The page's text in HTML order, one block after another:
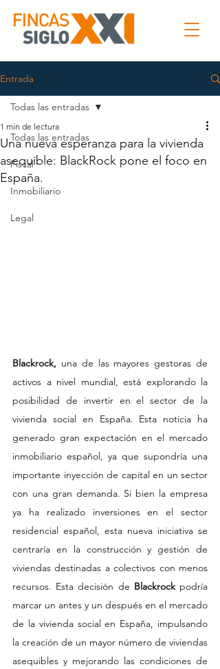
Entrada
Todas las entradas
Fiscal
Inmobiliario
Legal
Todas las entradas
Una nueva esperanza para la vivienda
asequible: BlackRock pone el foco en
España.
1 min de lectura
Blackrock, una de las mayores gestoras de
activos a nivel mundial, está explorando la
posibilidad de invertir en el sector de la
vivienda social en España. Esta noticia ha
generado gran expectación en el mercado
inmobiliario español, ya que supondría una
importante inyección de capital en un sector
con una gran demanda. Si bien la empresa
ya ha realizado inversiones en el sector
residencial español, esta nueva iniciativa se
centraría en la construcción y gestión de
viviendas destinadas a colectivos con menos
recursos. Esta decisión de Blackrock podría
marcar un antes y un después en el mercado
de la vivienda social en España, impulsando
la creación de un mayor número de viviendas
asequibles y mejorando las condiciones de